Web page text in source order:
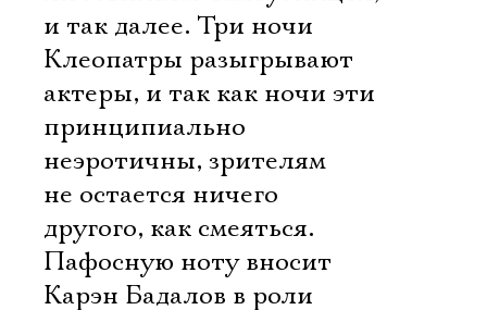
и так далее. Три ночи
Клеопатры разыгрывают
актеры, и так как ночи эти
принципиально
неэротичны, зрителям
не остается ничего
другого, как смеяться.
Пафосную ноту вносит
Карэн Бадалов в роли